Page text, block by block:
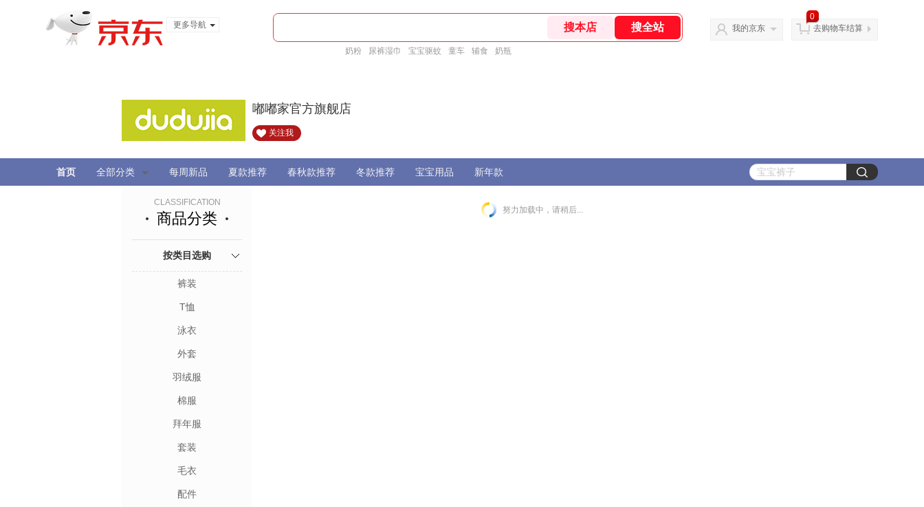
更多导航
奶粉 尿裤湿巾 宝宝驱蚊 童车 辅食 奶瓶
我的京东
0
去购物车结算
嘟嘟家官方旗舰店
关注我
首页 全部分类 每周新品 夏款推荐 春秋款推荐 冬款推荐 宝宝用品 新年款
CLASSIFICATION
商品分类
按类目选购
裤装
T恤
泳衣
外套
羽绒服
棉服
拜年服
套装
毛衣
配件
努力加载中，请稍后...